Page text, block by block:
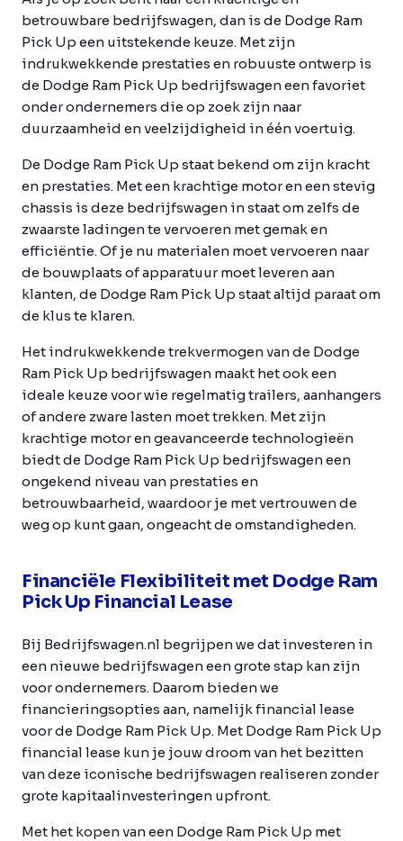
betrouwbare bedrijfswagen, dan is de Dodge Ram
Pick Up een uitstekende keuze. Met zijn
indrukwekkende prestaties en robuuste ontwerp is
de Dodge Ram Pick Up bedrijfswagen een favoriet
onder ondernemers die op zoek zijn naar
duurzaamheid en veelzijdigheid in één voertuig.
De Dodge Ram Pick Up staat bekend om zijn kracht
en prestaties. Met een krachtige motor en een stevig
chassis is deze bedrijfswagen in staat om zelfs de
zwaarste ladingen te vervoeren met gemak en
efficiëntie. Of je nu materialen moet vervoeren naar
de bouwplaats of apparatuur moet leveren aan
klanten, de Dodge Ram Pick Up staat altijd paraat om
de klus te klaren.
Het indrukwekkende trekvermogen van de Dodge
Ram Pick Up bedrijfswagen maakt het ook een
ideale keuze voor wie regelmatig trailers, aanhangers
of andere zware lasten moet trekken. Met zijn
krachtige motor en geavanceerde technologieën
biedt de Dodge Ram Pick Up bedrijfswagen een
ongekend niveau van prestaties en
betrouwbaarheid, waardoor je met vertrouwen de
weg op kunt gaan, ongeacht de omstandigheden.
Financiële Flexibiliteit met Dodge Ram
Pick Up Financial Lease
Bij Bedrijfswagen.nl begrijpen we dat investeren in
een nieuwe bedrijfswagen een grote stap kan zijn
voor ondernemers. Daarom bieden we
financieringsopties aan, namelijk financial lease
voor de Dodge Ram Pick Up. Met Dodge Ram Pick Up
financial lease kun je jouw droom van het bezitten
van deze iconische bedrijfswagen realiseren zonder
grote kapitaalinvesteringen upfront.
Met het kopen van een Dodge Ram Pick Up met